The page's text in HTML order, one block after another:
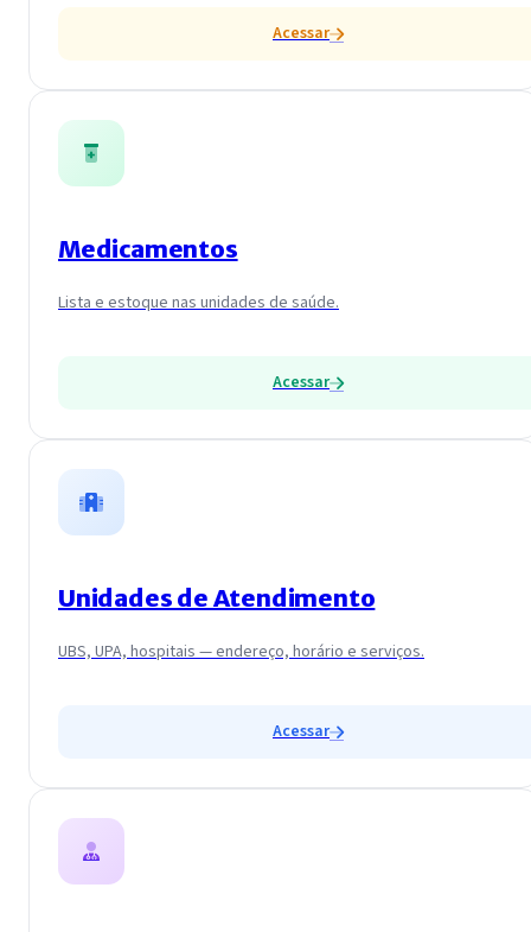
Acessar
Medicamentos
Lista e estoque nas unidades de saúde.
Acessar
Unidades de Atendimento
UBS, UPA, hospitais — endereço, horário e serviços.
Acessar